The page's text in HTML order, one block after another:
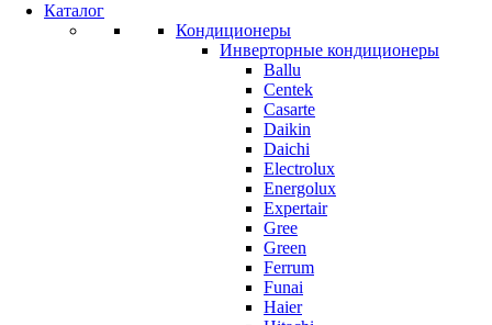
Каталог
Кондиционеры
Инверторные кондиционеры
Ballu
Centek
Casarte
Daikin
Daichi
Electrolux
Energolux
Expertair
Gree
Green
Ferrum
Funai
Haier